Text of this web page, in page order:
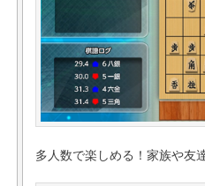
多人数で楽しめる！家族や友